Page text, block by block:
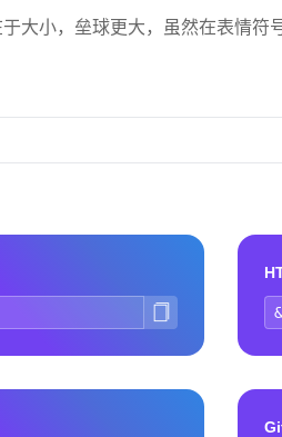
大小，垒球更大，虽然在表情符